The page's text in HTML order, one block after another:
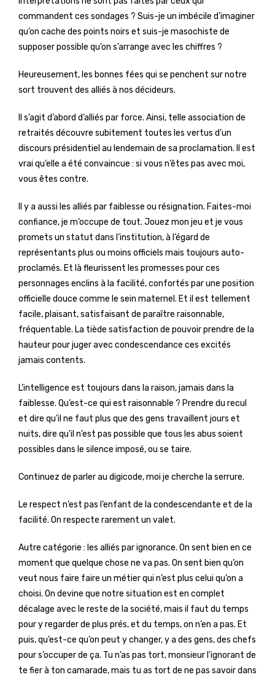
commandent ces sondages ? Suis-je un imbécile d’imaginer
qu’on cache des points noirs et suis-je masochiste de
supposer possible qu’on s’arrange avec les chiffres ?
Heureusement, les bonnes fées qui se penchent sur notre
sort trouvent des alliés à nos décideurs.
Il s’agit d’abord d’alliés par force. Ainsi, telle association de
retraités découvre subitement toutes les vertus d’un
discours présidentiel au lendemain de sa proclamation. Il est
vrai qu’elle a été convaincue : si vous n’êtes pas avec moi,
vous êtes contre.
Il y a aussi les alliés par faiblesse ou résignation. Faites-moi
confiance, je m’occupe de tout. Jouez mon jeu et je vous
promets un statut dans l’institution, à l’égard de
représentants plus ou moins officiels mais toujours auto-
proclamés. Et là fleurissent les promesses pour ces
personnages enclins à la facilité, confortés par une position
officielle douce comme le sein maternel. Et il est tellement
facile, plaisant, satisfaisant de paraître raisonnable,
fréquentable. La tiède satisfaction de pouvoir prendre de la
hauteur pour juger avec condescendance ces excités
jamais contents.
L’intelligence est toujours dans la raison, jamais dans la
faiblesse. Qu’est-ce qui est raisonnable ? Prendre du recul
et dire qu’il ne faut plus que des gens travaillent jours et
nuits, dire qu’il n’est pas possible que tous les abus soient
possibles dans le silence imposé, ou se taire.
Continuez de parler au digicode, moi je cherche la serrure.
Le respect n’est pas l’enfant de la condescendante et de la
facilité. On respecte rarement un valet.
Autre catégorie : les alliés par ignorance. On sent bien en ce
moment que quelque chose ne va pas. On sent bien qu’on
veut nous faire faire un métier qui n’est plus celui qu’on a
choisi. On devine que notre situation est en complet
décalage avec le reste de la société, mais il faut du temps
pour y regarder de plus prés, et du temps, on n’en a pas. Et
puis, qu’est-ce qu’on peut y changer, y a des gens, des chefs
pour s’occuper de ça. Tu n’as pas tort, monsieur l’ignorant de
te fier à ton camarade, mais tu as tort de ne pas savoir dans